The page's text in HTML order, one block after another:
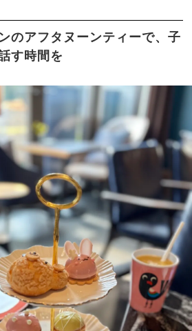
のアフタヌーンティーで、子
す時間を